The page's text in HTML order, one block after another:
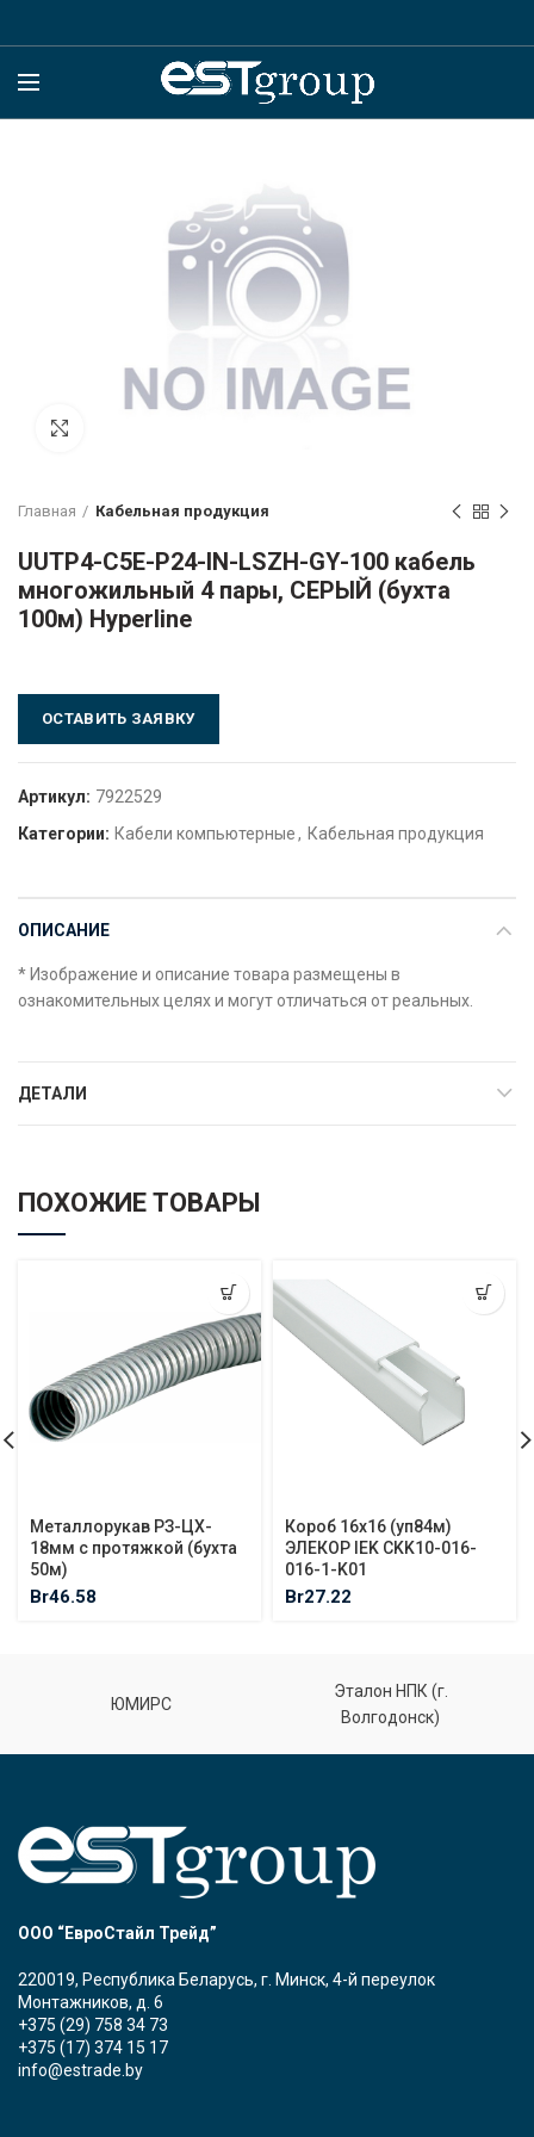
Главная Кабельная продукция
UUTP4-C5E-P24-IN-LSZH-GY-100 кабель
многожильный 4 пары, СЕРЫЙ (бухта
100м) Hyperline
ОСТАВИТЬ ЗАЯВКУ
Артикул: 7922529
Категории: Кабели компьютерные, Кабельная продукция
ОПИСАНИЕ
* Изображение и описание товара размещены в
ознакомительных целях и могут отличаться от реальных.
ДЕТАЛИ
ПОХОЖИЕ ТОВАРЫ
Металлорукав РЗ-ЦХ-
18мм с протяжкой (бухта
50м)
Br46.58
Короб 16х16 (уп84м)
ЭЛЕКОР IEK CKK10-016-
016-1-K01
Br27.22
ЮМИРС
Эталон НПК (г.
Волгодонск)
ООО “ЕвроСтайл Трейд”
220019, Республика Беларусь, г. Минск, 4-й переулок
Монтажников, д. 6
+375 (29) 758 34 73
+375 (17) 374 15 17
info@estrade.by